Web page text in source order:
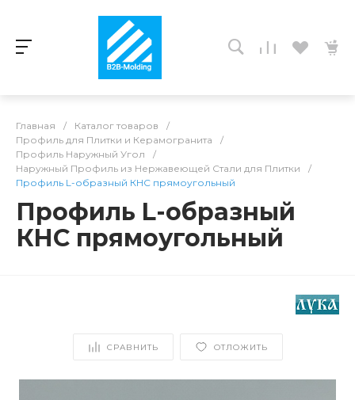
Главная / Каталог товаров
/
Профиль для Плитки и Керамогранита
/
Профиль Наружный Угол
/
Наружный Профиль из Нержавеющей Стали для Плитки
/
Профиль L-образный КНС прямоугольный
Профиль L-образный
КНС прямоугольный
СРАВНИТЬ ОТЛОЖИТЬ